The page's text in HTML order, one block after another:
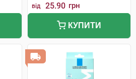
від 25.90 грн
КУПИТИ